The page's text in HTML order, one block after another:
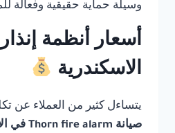
وسيلة حماية حقيقية وفعالة
أسعار أنظمة
الاسكندرية
يتساءل كثير من العملاء عن
صيانة Thorn fire alarm في الاسكندرية